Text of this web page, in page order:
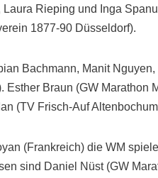
Rieping und Inga
1877-90 Düsseldorf).
Bachmann, Manit
Braun (GW
(TV Frisch-Auf
(Frankreich) die WM
sind Daniel Nüst (GW